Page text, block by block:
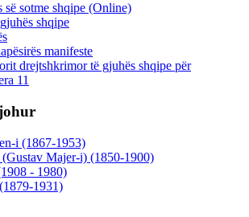
sotme shqipe (Online)
shqipe
manifeste
drejtshkrimor të gjuhës shqipe për
11
i (1867-1953)
Majer-i) (1850-1900)
- 1980)
1931)